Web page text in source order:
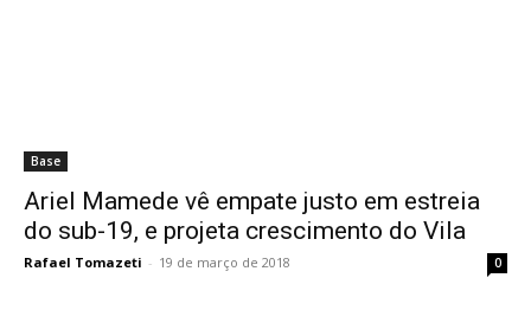
Base
Ariel Mamede vê empate justo em estreia
do sub-19, e projeta crescimento do Vila
Rafael Tomazeti - 19 de março de 2018 0